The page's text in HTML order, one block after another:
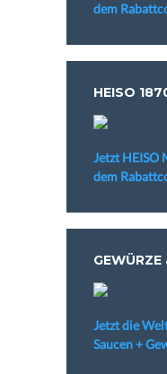
dem
HEISO
Jetzt HEISO
dem
GEWÜRZE
Jetzt die
Saucen +